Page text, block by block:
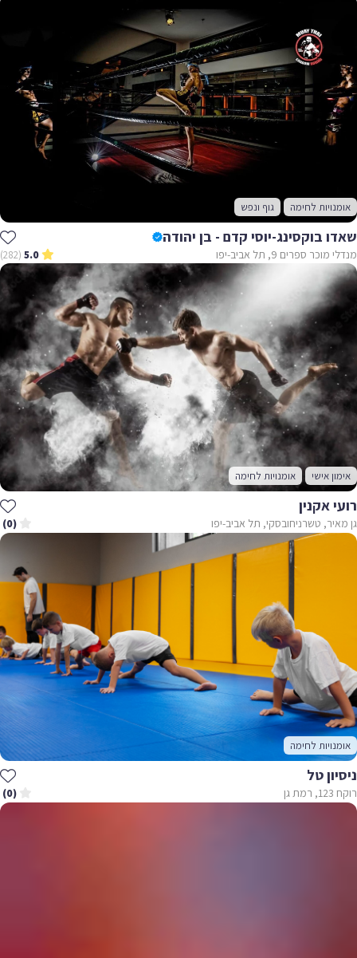
אומנויות לחימה גוף ונפש
שאדו בוקסינג-יוסי קדם - בן יהודה
מנדלי מוכר ספרים 9, תל אביב-יפו 5.0
(282)
אימון אישי אומנויות לחימה
רועי אקנין
גן מאיר, טשרניחובסקי, תל אביב-יפו (0)
אומנויות לחימה
ניסיון טל
רוקח 123, רמת גן (0)